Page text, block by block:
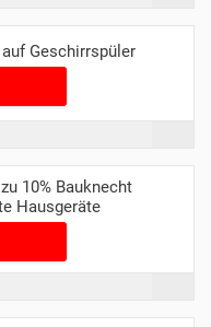
Geschirrspüler
10% Bauknecht
Hausgeräte